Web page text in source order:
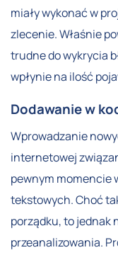
miały wykonać w
zlecenie. Właśnie
trudne do wykrycia
wpłynie na ilość
Dodawanie w
Wprowadzanie
internetowej
pewnym momencie
tekstowych. Choć
porządku, to jednak
przeanalizowania.